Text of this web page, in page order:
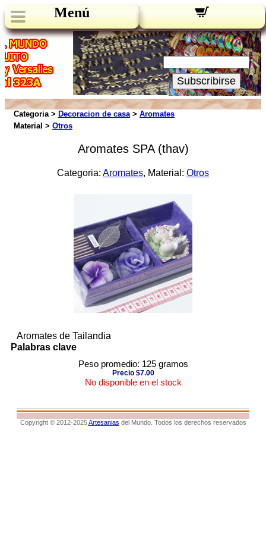
Menú
Novedades:
Su Email:
Subscribirse
Categoria > Decoracion de casa> Aromates
Material > Otros
Aromates SPA (thav)
Categoria: Aromates, Material: Otros
Aromates de Tailandia
Palabras clave
Peso promedio: 125 gramos
Precio $7.00
No disponible en el stock
Copyright © 2012-2025Artesanias del Mundo. Todos los derechos reservados